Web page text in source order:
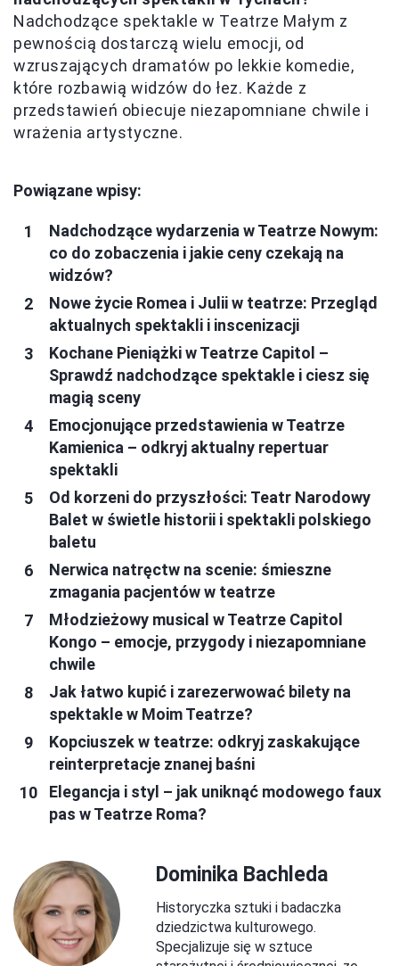
Nadchodzące spektakle w Teatrze Małym z
pewnością dostarczą wielu emocji, od
wzruszających dramatów po lekkie komedie,
które rozbawią widzów do łez. Każde z
przedstawień obiecuje niezapomniane chwile i
wrażenia artystyczne.
Powiązane wpisy:
Nadchodzące wydarzenia w Teatrze Nowym:
co do zobaczenia i jakie ceny czekają na
widzów?
Nowe życie Romea i Julii w teatrze: Przegląd
aktualnych spektakli i inscenizacji
Kochane Pieniążki w Teatrze Capitol –
Sprawdź nadchodzące spektakle i ciesz się
magią sceny
Emocjonujące przedstawienia w Teatrze
Kamienica – odkryj aktualny repertuar
spektakli
Od korzeni do przyszłości: Teatr Narodowy
Balet w świetle historii i spektakli polskiego
baletu
Nerwica natręctw na scenie: śmieszne
zmagania pacjentów w teatrze
Młodzieżowy musical w Teatrze Capitol
Kongo – emocje, przygody i niezapomniane
chwile
Jak łatwo kupić i zarezerwować bilety na
spektakle w Moim Teatrze?
Kopciuszek w teatrze: odkryj zaskakujące
reinterpretacje znanej baśni
Elegancja i styl – jak uniknąć modowego faux
pas w Teatrze Roma?
Dominika Bachleda
Historyczka sztuki i badaczka
dziedzictwa kulturowego.
Specjalizuje się w sztuce